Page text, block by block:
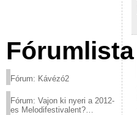
Fórumlista
Fórum: Kávézó2
Fórum: Vajon ki nyeri a 2012-
es Melodifestivalent?